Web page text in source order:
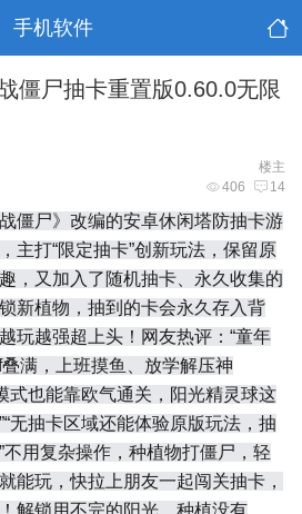
手机软件
僵尸抽卡重置版0.60.0无限
楼主
406 14
僵尸》改编的安卓休闲塔防抽卡游
主打“限定抽卡”创新玩法，保留原
，又加入了随机抽卡、永久收集的
新植物，抽到的卡会永久存入背
玩越强超上头！网友热评：“童年
满，上班摸鱼、放学解压神
式也能靠欧气通关，阳光精灵球这
无抽卡区域还能体验原版玩法，抽
用复杂操作，种植物打僵尸，轻
能玩，快拉上朋友一起闯关抽卡，
解锁用不完的阳光，种植没有